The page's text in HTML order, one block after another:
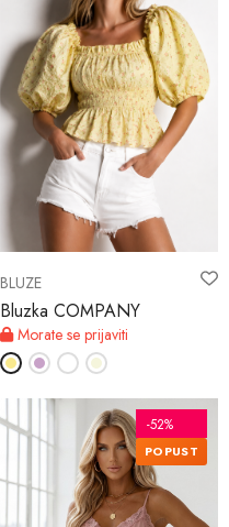
BLUZE
Bluzka COMPANY
Morate se prijaviti
-52%
POPUST